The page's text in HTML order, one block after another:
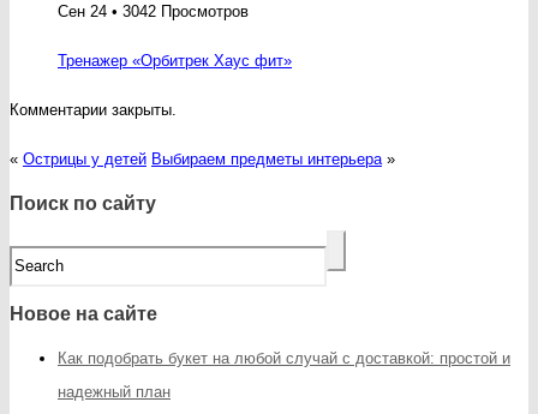
Сен 24 • 3042 Просмотров
Тренажер «Орбитрек Хаус фит»
Комментарии закрыты.
« Острицы у детей Выбираем предметы интерьера »
Поиск по сайту
Новое на сайте
Как подобрать букет на любой случай с доставкой: простой и
надежный план